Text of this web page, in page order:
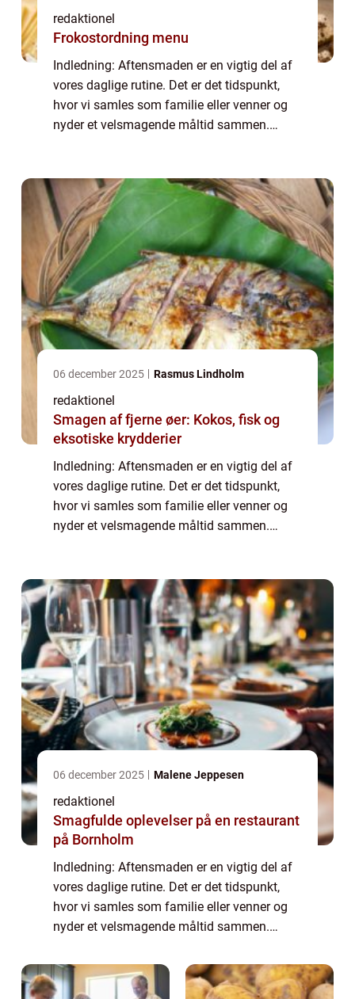
redaktionel
Frokostordning menu
Indledning: Aftensmaden er en vigtig del af
vores daglige rutine. Det er det tidspunkt,
hvor vi samles som familie eller venner og
nyder et velsmagende måltid sammen.
retter...
06 december 2025 Rasmus Lindholm
redaktionel
Smagen af fjerne øer: Kokos, fisk og
eksotiske krydderier
Indledning: Aftensmaden er en vigtig del af
vores daglige rutine. Det er det tidspunkt,
hvor vi samles som familie eller venner og
nyder et velsmagende måltid sammen.
retter...
06 december 2025 Malene Jeppesen
redaktionel
Smagfulde oplevelser på en restaurant
på Bornholm
Indledning: Aftensmaden er en vigtig del af
vores daglige rutine. Det er det tidspunkt,
hvor vi samles som familie eller venner og
nyder et velsmagende måltid sammen.
udfordring at finde på nye og spændende
retter...